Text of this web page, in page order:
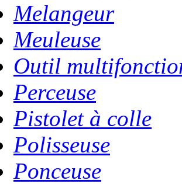
Melangeur
Meuleuse
Outil
Perceuse
Pistolet à colle
Polisseuse
Ponceuse